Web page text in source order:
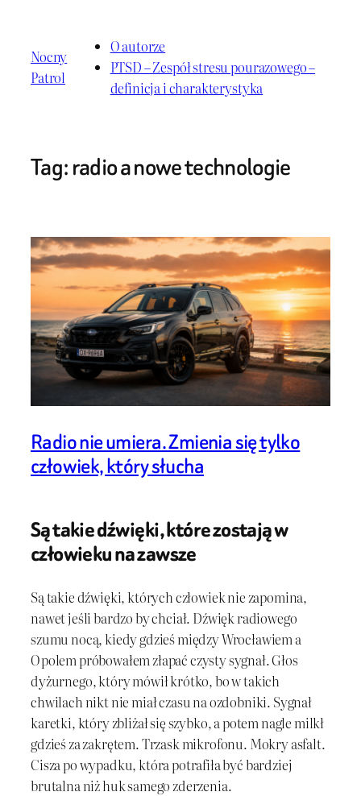
treściNocny
Patrol
O autorze
PTSD – Zespół stresu pourazowego –
definicja i charakterystyka
Tag:radio a nowe technologie
Radio nie umiera. Zmienia się tylko
człowiek, który słucha
Są takie dźwięki, które zostają w
człowieku na zawsze
Są takie dźwięki, których człowiek nie zapomina,
nawet jeśli bardzo by chciał. Dźwięk radiowego
szumu nocą, kiedy gdzieś między Wrocławiem a
Opolem próbowałem złapać czysty sygnał. Głos
dyżurnego, który mówił krótko, bo w takich
chwilach nikt nie miał czasu na ozdobniki. Sygnał
karetki, który zbliżał się szybko, a potem nagle milkł
gdzieś za zakrętem. Trzask mikrofonu. Mokry asfalt.
Cisza po wypadku, która potrafiła być bardziej
brutalna niż huk samego zderzenia.